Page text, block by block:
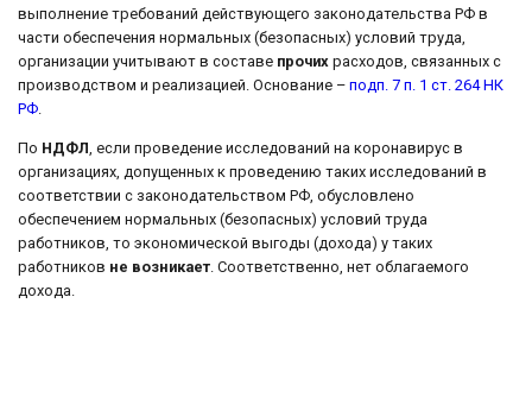
выполнение требований действующего законодательства РФ в
части обеспечения нормальных (безопасных) условий труда,
организации учитывают в составе прочих расходов, связанных с
производством и реализацией. Основание – подп. 7 п. 1 ст. 264 НК
РФ.
По НДФЛ , если проведение исследований на коронавирус в
организациях, допущенных к проведению таких исследований в
соответствии с законодательством РФ, обусловлено
обеспечением нормальных (безопасных) условий труда
работников, то экономической выгоды (дохода) у таких
работников не возникает . Соответственно, нет облагаемого
дохода.